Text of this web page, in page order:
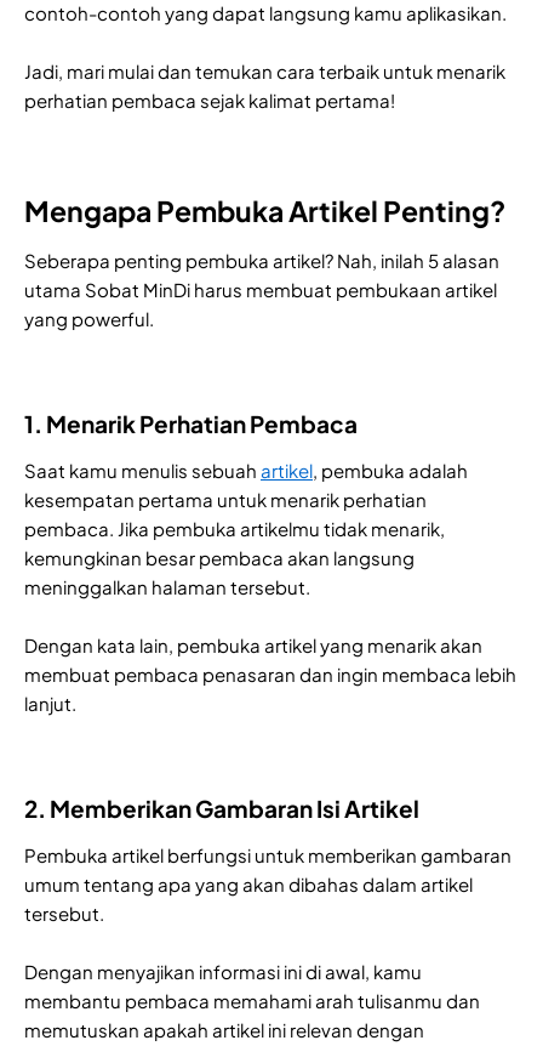
contoh-contoh yang dapat langsung kamu aplikasikan.
Jadi, mari mulai dan temukan cara terbaik untuk menarik
perhatian pembaca sejak kalimat pertama!
Mengapa Pembuka Artikel Penting?
Seberapa penting pembuka artikel? Nah, inilah 5 alasan
utama Sobat MinDi harus membuat pembukaan artikel
yang powerful.
1. Menarik Perhatian Pembaca
Saat kamu menulis sebuah artikel, pembuka adalah
kesempatan pertama untuk menarik perhatian
pembaca. Jika pembuka artikelmu tidak menarik,
kemungkinan besar pembaca akan langsung
meninggalkan halaman tersebut.
Dengan kata lain, pembuka artikel yang menarik akan
membuat pembaca penasaran dan ingin membaca lebih
lanjut.
2. Memberikan Gambaran Isi Artikel
Pembuka artikel berfungsi untuk memberikan gambaran
umum tentang apa yang akan dibahas dalam artikel
tersebut.
Dengan menyajikan informasi ini di awal, kamu
membantu pembaca memahami arah tulisanmu dan
memutuskan apakah artikel ini relevan dengan